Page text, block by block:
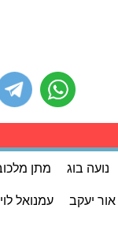
נועה בוג מתן
אור יעקב עמנואל לוי